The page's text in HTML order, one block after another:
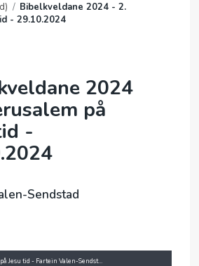
/ Bibelkveldane 2024 - 2.
- 29.10.2024
2024
på
-
Sendstad
2 - Jerusalem på Jesu tid - Fartein Valen-Sendstad.mp3